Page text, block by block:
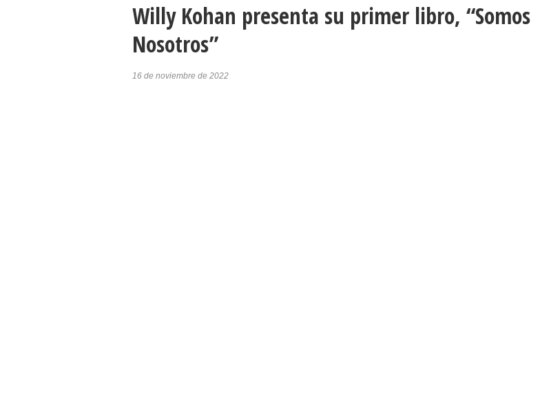
Willy Kohan presenta su primer libro, “Somos
Nosotros”
16 de noviembre de 2022